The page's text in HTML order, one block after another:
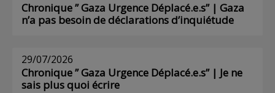
Chronique ” Gaza Urgence Déplacé.e.s” | Gaza
n’a pas besoin de déclarations d’inquiétude
29/07/2026
Chronique ” Gaza Urgence Déplacé.e.s” | Je ne
sais plus quoi écrire